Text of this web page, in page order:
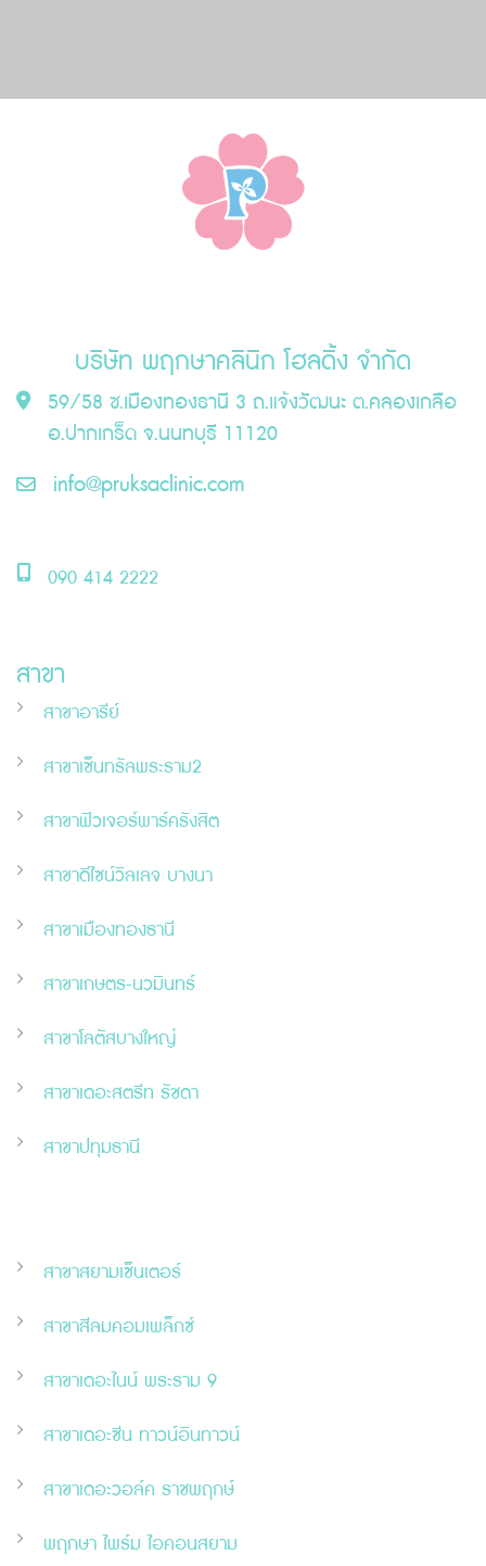
บริษัท พฤกษาคลินิก โฮลดิ้ง จำกัด
59/58 ซ.เมืองทองธานี 3 ถ.แจ้งวัฒนะ ต.คลองเกลือ
อ.ปากเกร็ด จ.นนทบุรี 11120
info@pruksaclinic.com
090 414 2222
สาขา
สาขาอารีย์
สาขาเซ็นทรัลพระราม2
สาขาฟิวเจอร์พาร์ครังสิต
สาขาดีไซน์วิลเลจ บางนา
สาขาเมืองทองธานี
สาขาเกษตร-นวมินทร์
สาขาโลตัสบางใหญ่
สาขาเดอะสตรีท รัชดา
สาขาปทุมธานี
สาขาสยามเซ็นเตอร์
สาขาสีลมคอมเพล็กซ์
สาขาเดอะไนน์ พระราม 9
สาขาเดอะซีน ทาวน์อินทาวน์
สาขาเดอะวอล์ค ราชพฤกษ์
พฤกษา ไพร์ม ไอคอนสยาม